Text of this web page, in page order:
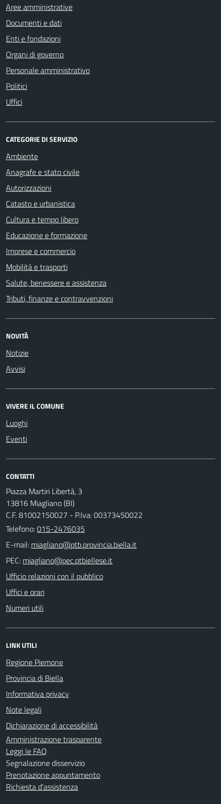
Aree amministrative
Documenti e dati
Enti e fondazioni
Organi di governo
Personale amministrativo
Politici
Uffici
CATEGORIE DI SERVIZIO
Ambiente
Anagrafe e stato civile
Autorizzazioni
Catasto e urbanistica
Cultura e tempo libero
Educazione e formazione
Imprese e commercio
Mobilità e trasporti
Salute, benessere e assistenza
Tributi, finanze e contravvenzioni
NOVITÀ
Notizie
Avvisi
VIVERE IL COMUNE
Luoghi
Eventi
CONTATTI
Piazza Martiri Libertà, 3
13816 Miagliano (BI)
C.F. 81002150027 - P.Iva: 00373450022
Telefono:015-2476035
E-mail:
PEC:
Ufficio relazioni con il pubblico
Uffici e orari
Numeri utili
LINK UTILI
Regione Piemone
Provincia di Biella
Informativa privacy
Note legali
Dichiarazione di accessibilità
Amministrazione trasparente
Leggi le FAQ
Segnalazione disservizio
Prenotazione appuntamento
Richiesta d'assistenza